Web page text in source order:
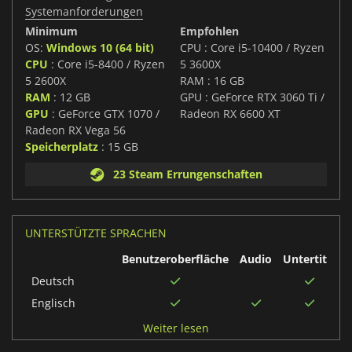
Systemanforderungen
Minimum
OS: Windows 10 (64 bit)
CPU : Core i5-8400 / Ryzen
5 2600X
RAM : 12 GB
GPU : GeForce GTX 1070 /
Radeon RX Vega 56
Speicherplatz : 15 GB
Empfohlen
CPU : Core i5-10400 / Ryzen
5 3600X
RAM : 16 GB
GPU : GeForce RTX 3060 Ti /
Radeon RX 6600 XT
23 Steam Errungenschaften
UNTERSTÜTZTE SPRACHEN
Benutzeroberfläche
Audio
Untertitel
Deutsch
Englisch
Weiter lesen